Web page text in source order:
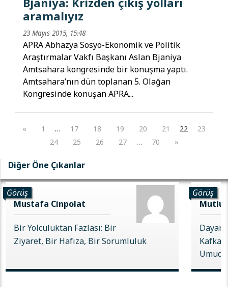
aramalıyız
23 Mayıs 2015, 15:48
APRA Abhazya Sosyo-Ekonomik ve Politik
Araştırmalar Vakfı Başkanı Aslan Bjaniya
Amtsahara kongresinde bir konuşma yaptı.
Amtsahara’nın dün toplanan 5. Olağan
Kongresinde konuşan APRA...
« 1 … 17 18 19 20 21 22
23
24
25 26 27 … 70 »
Diğer Öne Çıkanlar
Görüş
Mustafa Cinpolat
Bir Yolculuktan Fazlası: Bir
Ziyaret, Bir Hafıza, Bir Sorumluluk
Görüş
Mutlu
Kafkas
Umudu